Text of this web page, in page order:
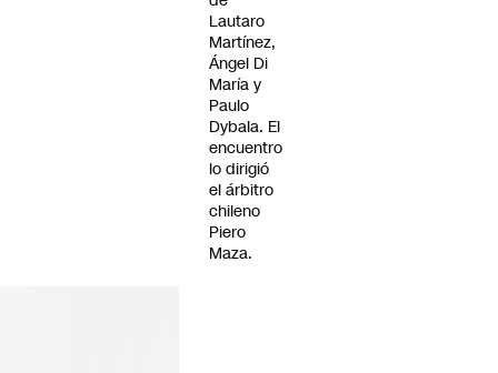
Lautaro
Martínez,
Ángel Di
María y
Paulo
Dybala. El
encuentro
lo dirigió
el árbitro
chileno
Piero
Maza.